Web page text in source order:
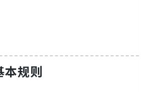
本规则